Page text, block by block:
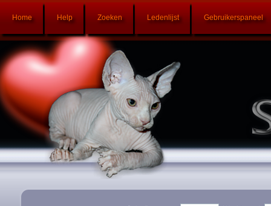
Home Help Zoeken Ledenlijst Gebruikerspaneel